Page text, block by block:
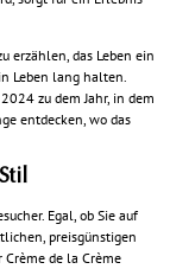
erzählen, das Leben ein
Leben lang halten.
zu dem Jahr, in dem
entdecken, wo das
Egal, ob Sie auf
preisgünstigen
de la Crème